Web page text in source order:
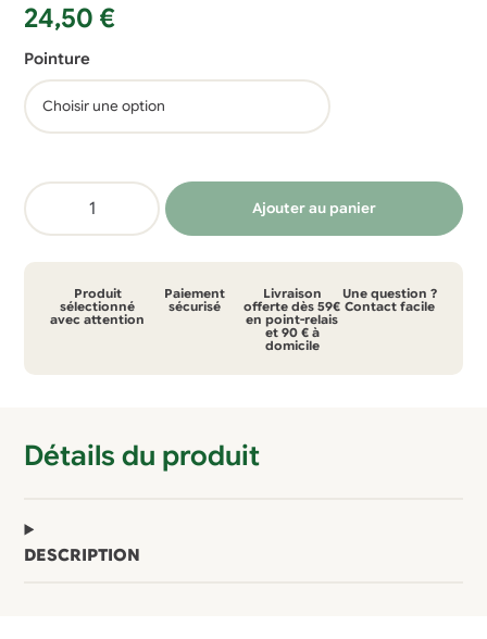
24,50 €
Pointure
quantité
de
Ajouter au panier
Produit
sélectionné
avec attention
Paiement
sécurisé
Livraison
offerte dès 59€
en point-relais
et 90 € à
domicile
Une question ?
Contact facile
Détails du produit
DESCRIPTION